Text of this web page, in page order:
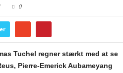
0
Tuchel regner stærkt med at se
Pierre-Emerick Aubameyang